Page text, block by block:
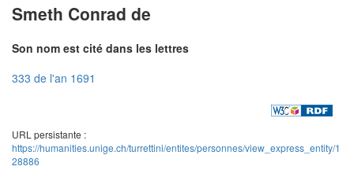
Smeth Conrad de
Son nom est cité dans les lettres
333 de l'an 1691
URL persistante :
https://humanities.unige.ch/turrettini/entites/personnes/view_express_entity/1
28886